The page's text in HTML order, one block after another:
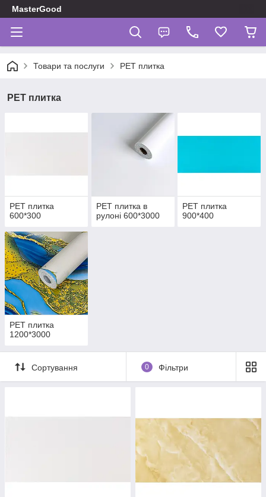
MasterGood
Товари та послуги PET плитка
PET плитка
PET плитка
600*300
PET плитка в
рулоні 600*3000
PET плитка
900*400
PЕT плитка
1200*3000
Сортування 0 Фільтри